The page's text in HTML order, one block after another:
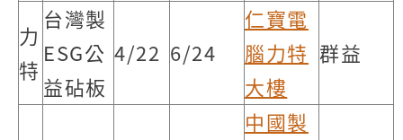
力
特
台灣製
ESG公
益砧板
4/22 6/24
仁寶電
腦力特
大樓
群益
中國製